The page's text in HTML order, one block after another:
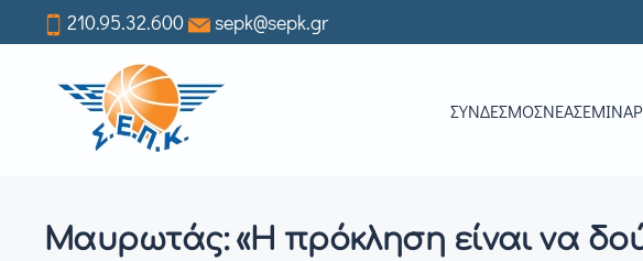
to
content
210.95.32.600 sepk@sepk.gr
ΣΥΝΔΕΣΜΟΣΝΕΑ
Μαυρωτάς: «Η πρόκληση είναι να